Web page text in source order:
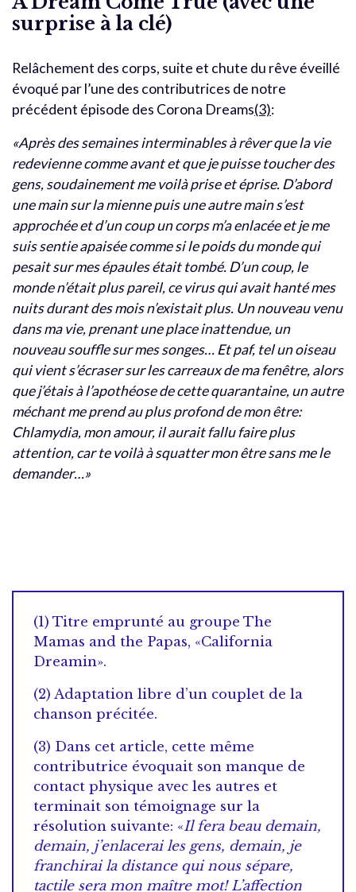
surprise à la clé)
Relâchement des corps, suite et chute du rêve éveillé
évoqué par l’une des contributrices de notre
précédent épisode des Corona Dreams(3):
«Après des semaines interminables à rêver que la vie
redevienne comme avant et que je puisse toucher des
gens, soudainement me voilà prise et éprise. D’abord
une main sur la mienne puis une autre main s’est
approchée et d’un coup un corps m’a enlacée et je me
suis sentie apaisée comme si le poids du monde qui
pesait sur mes épaules était tombé. D’un coup, le
monde n’était plus pareil, ce virus qui avait hanté mes
nuits durant des mois n’existait plus. Un nouveau venu
dans ma vie, prenant une place inattendue, un
nouveau souffle sur mes songes… Et paf, tel un oiseau
qui vient s’écraser sur les carreaux de ma fenêtre, alors
que j’étais à l’apothéose de cette quarantaine, un autre
méchant me prend au plus profond de mon être:
Chlamydia, mon amour, il aurait fallu faire plus
attention, car te voilà à squatter mon être sans me le
demander…»
(1) Titre emprunté au groupe The
Mamas and the Papas, «California
Dreamin».
(2) Adaptation libre d’un couplet de la
chanson précitée.
(3) Dans cet article, cette même
contributrice évoquait son manque de
contact physique avec les autres et
terminait son témoignage sur la
résolution suivante: «Il fera beau demain,
demain, j’enlacerai les gens, demain, je
franchirai la distance qui nous sépare,
tactile sera mon maître mot! L’affection